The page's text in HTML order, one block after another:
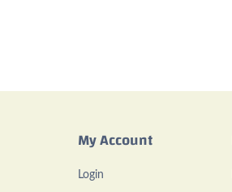
My Account
Login